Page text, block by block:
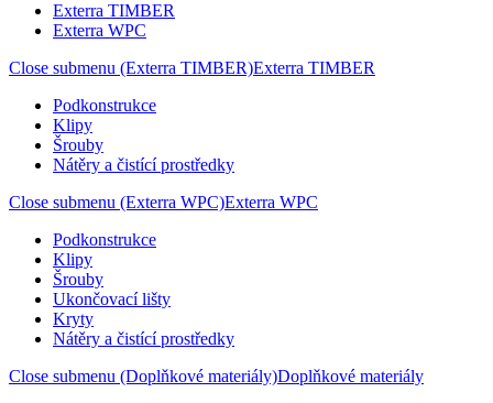
Exterra TIMBER
Exterra WPC
Close submenu (Exterra TIMBER)Exterra TIMBER
Podkonstrukce
Klipy
Šrouby
Nátěry a čistící prostředky
Close submenu (Exterra WPC)Exterra WPC
Podkonstrukce
Klipy
Šrouby
Ukončovací lišty
Kryty
Nátěry a čistící prostředky
Close submenu (Doplňkové materiály)Doplňkové materiály